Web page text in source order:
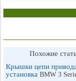
Похожие
Крышки цепи
установка BMW 3